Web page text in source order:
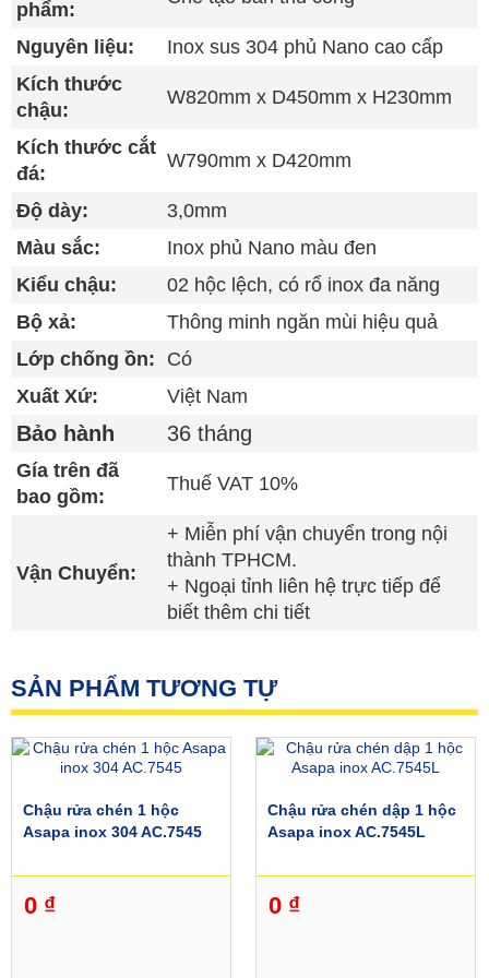
♦Chậu rửa chén AsapaAC.8245NL inox phủ
Nano màu đen là dòng sản phẩm mới được sản
xuất theo phương pháp bán thủ công từ nguyên
liệu thép không gỉ inox sus 304 cao cấp có độ
♦Bộ xả thông minh ngăn mùi hiệu quả.
♦ Chậu rửa chén được phủ lớpNano kháng
khuẩn.
Rổ lọc rác bằng inox tiện lợi.
♦Có lớp chống ồn và chống thấmgiúp chậu
bền bỉ theo theo thời.
chống tràn giúp nước không bị bắn ra
ngoàikhi sử dụng.
♦ Chậu có cấu tạo 2 hộc có rổ inox đa năng rất
tiện lợi khi sử dụng.
♦ Chậu rửa chén Asapa
inox phủ Nano màu đennên dễ dàng
lau chùi khi bị bám bẩn cũng như không bị trầy
xước, móp méo trong quá trình sử dụng
+ Kích thước cắt mặt đá: W790 x H420mm
-->Bạn nên xem thêm:Chậu rửa chén
Erowin
phẩm:
Nguyên liệu:
Inox sus 304 phủ Nano cao cấp
Kích thước
chậu:
W820mm x D450mm x H230mm
Kích thước cắt
đá:
W790mm x D420mm
Độ dày:
3,0mm
Màu sắc:
Inox phủ Nano màu đen
Kiểu chậu:
02 hộc lệch, có rổ inox đa năng
Bộ xả:
Thông minh ngăn mùi hiệu quả
Lớp chống ồn:
Có
Xuất Xứ:
Việt Nam
Bảo hành 36 tháng
Gía trên đã
bao gồm:
Thuế VAT 10%
Vận Chuyển:
+ Miễn phí vận chuyển trong nội
thành TPHCM.
+ Ngoại tỉnh liên hệ trực tiếp để
biết thêm chi tiết
SẢN PHẨM TƯƠNG TỰ
Chậu rửa chén 1 hộc
Asapa inox 304 AC.7545
0 ₫
Chậu rửa chén dập 1 hộc
Asapa inox AC.7545L
0 ₫